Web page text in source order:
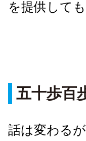
を提供して
五十歩百
話は変わる